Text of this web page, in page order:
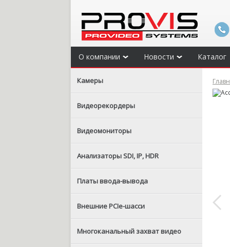
О компании Новости Каталог
Камеры
Видеорекордеры
Видеомониторы
Анализаторы SDI, IP, HDR
Платы ввода-вывода
Внешние PCIe-шасси
Многоканальный захват видео